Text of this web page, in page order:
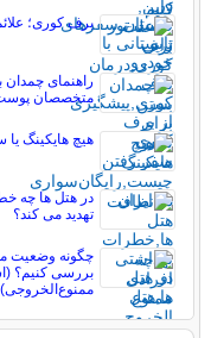
برف کوری؛
راهنمای
متخصصان
هیچ هایکینگ یا
در هتل ها چه
تهدید می کند؟
چگونه وضعیت
بررسی کنیم؟
ممنوع‌الخروجی)